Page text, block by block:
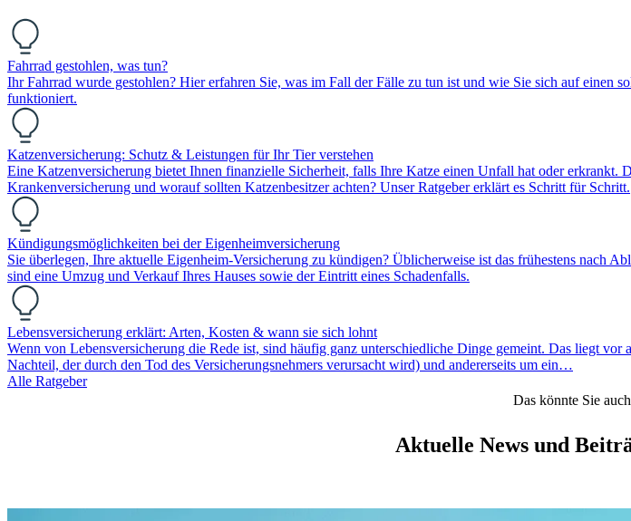
Fahrrad gestohlen, was tun?
Ihr Fahrrad wurde gestohlen? Hier erfahren Sie, was im Fall der Fälle zu tun ist und wie Sie sich auf einen
funktioniert.
Katzenversicherung: Schutz & Leistungen für Ihr Tier verstehen
Eine Katzenversicherung bietet Ihnen finanzielle Sicherheit, falls Ihre Katze einen Unfall hat oder
Krankenversicherung und worauf sollten Katzenbesitzer achten? Unser Ratgeber erklärt es Schritt für Schritt.
Kündigungsmöglichkeiten bei der Eigenheimversicherung
Sie überlegen, Ihre aktuelle Eigenheim-Versicherung zu kündigen? Üblicherweise ist das frühestens nach
sind eine Umzug und Verkauf Ihres Hauses sowie der Eintritt eines Schadenfalls.
Lebensversicherung erklärt: Arten, Kosten & wann sie sich lohnt
Wenn von Lebensversicherung die Rede ist, sind häufig ganz unterschiedliche Dinge gemeint. Das liegt
Nachteil, der durch den Tod des Versicherungsnehmers verursacht wird) und andererseits um ein…
Alle Ratgeber
Das könnte Sie
Aktuelle News und